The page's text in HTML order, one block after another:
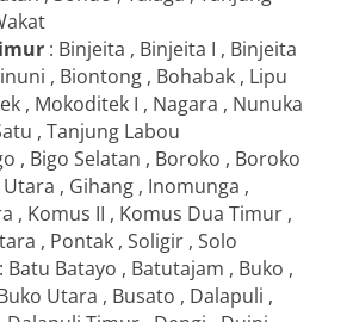
: Binjeita , Binjeita I , Binjeita
, Biontong , Bohabak , Lipu
, Mokoditek I , Nagara , Nunuka
, Tanjung Labou
, Bigo Selatan , Boroko , Boroko
, Gihang , Inomunga ,
, Komus II , Komus Dua Timur ,
, Pontak , Soligir , Solo
: Batu Batayo , Batutajam , Buko ,
Utara , Busato , Dalapuli ,